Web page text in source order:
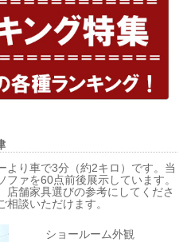
より車で3分（約2キロ）です。当
ァを60点前後展示しています。
店舗家具選びの参考にしてくださ
談いただけます。
ショールーム外観